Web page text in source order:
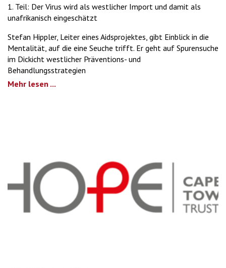
1. Teil: Der Virus wird als westlicher Import und damit als
unafrikanisch eingeschätzt
Stefan Hippler, Leiter eines Aidsprojektes, gibt Einblick in die
Mentalität, auf die eine Seuche trifft. Er geht auf Spurensuche
im Dickicht westlicher Präventions- und
Behandlungsstrategien
Mehr lesen ...